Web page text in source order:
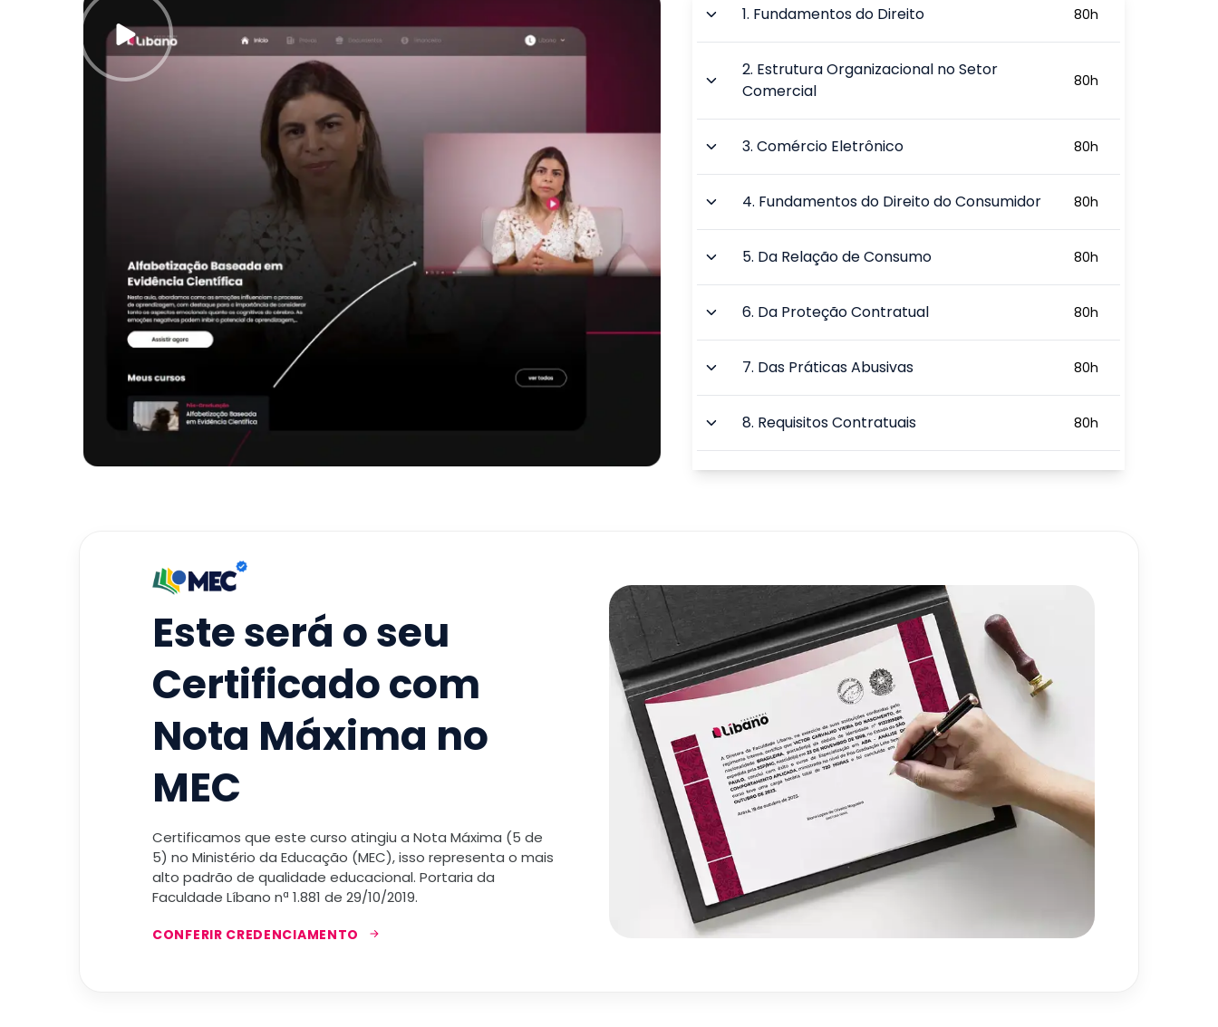
1. Fundamentos do Direito 80h
2. Estrutura Organizacional no Setor
Comercial
80h
3.Comércio Eletrônico 80h
4. Fundamentos do Direito do Consumidor 80h
5. Da Relação de Consumo 80h
6. Da Proteção Contratual 80h
7. Das Práticas Abusivas 80h
8. Requisitos Contratuais 80h
9.Gestão e Processos Contratuais
Este será o seu
Certificado com
Nota Máxima no
MEC
Certificamos que este curso atingiu a Nota Máxima (5 de
5) no Ministério da Educação (MEC), isso representa o mais
alto padrão de qualidade educacional. Portaria da
Faculdade Líbano nª 1.881 de 29/10/2019.
CONFERIR CREDENCIAMENTO